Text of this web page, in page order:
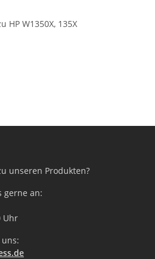
HP W1350X, 135X
unseren Produkten?
gerne an:
Uhr